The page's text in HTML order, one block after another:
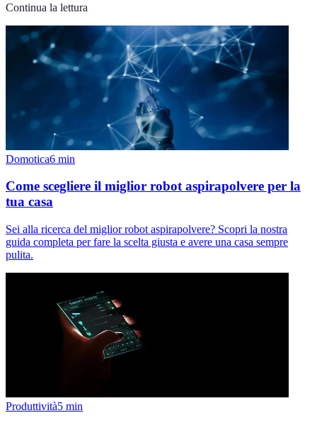
Continua la lettura
Domotica6 min
Come scegliere il miglior robot aspirapolvere per la
tua casa
Sei alla ricerca del miglior robot aspirapolvere? Scopri la nostra
guida completa per fare la scelta giusta e avere una casa sempre
pulita.
Produttività5 min